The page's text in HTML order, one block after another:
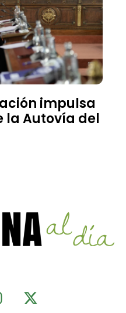
impulsa
la Autovía del